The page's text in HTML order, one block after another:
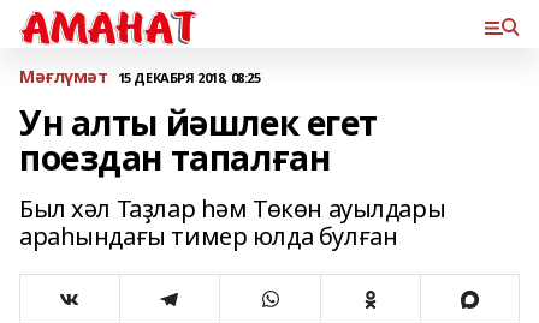
Мәғлүмәт 15 ДЕКАБРЯ 2018, 08:25
Ун алты йәшлек егет
поездан тапалған
Был хәл Таҙлар һәм Төкөн ауылдары
араһындағы тимер юлда булған